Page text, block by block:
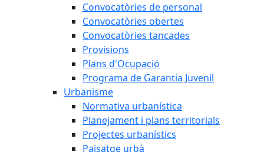
Convocatòries de personal
Convocatòries obertes
Convocatòries tancades
Provisions
Plans d'Ocupació
Programa de Garantia Juvenil
Urbanisme
Normativa urbanística
Planejament i plans territorials
Projectes urbanístics
Paisatge urbà